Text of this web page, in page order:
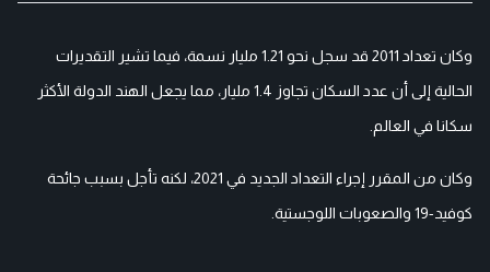
وكان تعداد 2011 قد سجل نحو 1.21 مليار نسمة، فيما تشير التقديرات
الحالية إلى أن عدد السكان تجاوز 1.4 مليار، مما يجعل الهند الدولة الأكثر
سكانا في العالم.
وكان من المقرر إجراء التعداد الجديد في 2021، لكنه تأجل بسبب جائحة
كوفيد-19 والصعوبات اللوجستية.